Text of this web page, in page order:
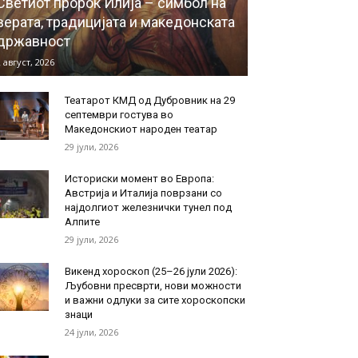
традицијата и македонската
август, 2026
Театарот КМД од Дубровник на 29
септември гостува во
Македонскиот народен театар
29 јули, 2026
Историски момент во Европа:
Австрија и Италија поврзани со
најдолгиот железнички тунел под
Алпите
29 јули, 2026
Викенд хороскоп (25–26 јули 2026):
Љубовни пресврти, нови можности
и важни одлуки за сите хороскопски
знаци
24 јули, 2026